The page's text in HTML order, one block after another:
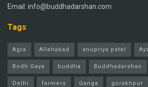
Email: info@buddhadarshan.com
Tags
Agra Allahabad anupriya patel
Bodh Gaya buddha Buddhadarshan
Delhi farmers Ganga gorakhpur